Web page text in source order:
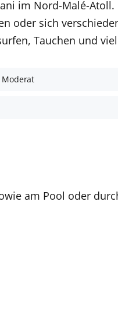
im Nord-Malé-Atoll.
oder sich
Tauchen und
Moderat
am Pool oder